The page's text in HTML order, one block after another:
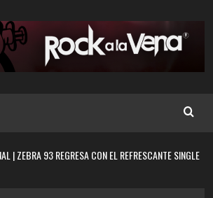
| ZEBRA 93 REGRESA CON EL REFRESCANTE SINGLE